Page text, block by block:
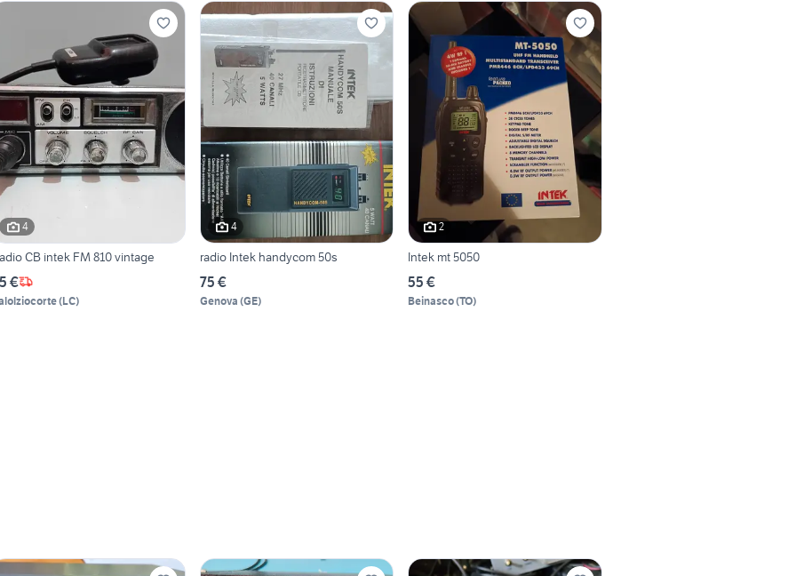
4
Radio CB intek FM 810 vintage
€
(LC)
4
radio Intek handycom 50s
75 €
Genova (GE)
2
Intek mt 5050
55 €
Beinasco(TO)